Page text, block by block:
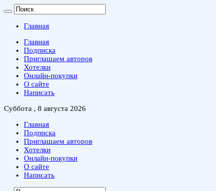
Главная
Главная
Подписка
Приглашаем авторов
Хотелки
Онлайн-покупки
О сайте
Написать
Суббота , 8 августа 2026
Главная
Подписка
Приглашаем авторов
Хотелки
Онлайн-покупки
О сайте
Написать